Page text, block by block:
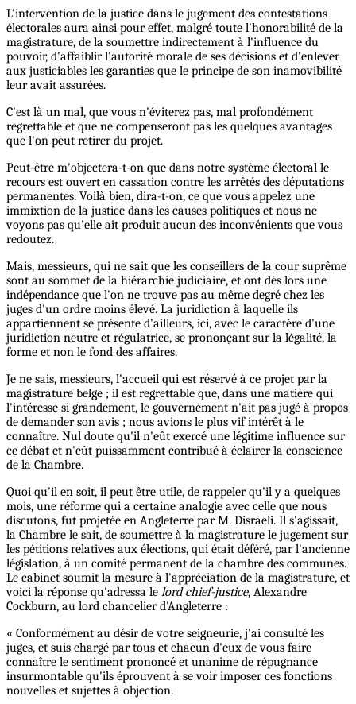
L'intervention de la justice dans le jugement des contestations
électorales aura ainsi pour effet, malgré toute l'honorabilité de la
magistrature, de la soumettre indirectement à l'influence du
pouvoir, d'affaiblir l'autorité morale de ses décisions et d'enlever
aux justiciables les garanties que le principe de son inamovibilité
leur avait assurées.
C'est là un mal, que vous n'éviterez pas, mal profondément
regrettable et que ne compenseront pas les quelques avantages
que l'on peut retirer du projet.
Peut-être m'objectera-t-on que dans notre système électoral le
recours est ouvert en cassation contre les arrêtés des députations
permanentes. Voilà bien, dira-t-on, ce que vous appelez une
immixtion de la justice dans les causes politiques et nous ne
voyons pas qu'elle ait produit aucun des inconvénients que vous
redoutez.
Mais, messieurs, qui ne sait que les conseillers de la cour suprême
sont au sommet de la hiérarchie judiciaire, et ont dès lors une
indépendance que l'on ne trouve pas au même degré chez les
juges d'un ordre moins élevé. La juridiction à laquelle ils
appartiennent se présente d'ailleurs, ici, avec le caractère d'une
juridiction neutre et régulatrice, se prononçant sur la légalité, la
forme et non le fond des affaires.
Je ne sais, messieurs, l'accueil qui est réservé à ce projet par la
magistrature belge ; il est regrettable que, dans une matière qui
l'intéresse si grandement, le gouvernement n'ait pas jugé à propos
de demander son avis ; nous avions le plus vif intérêt à le
connaître. Nul doute qu'il n'eût exercé une légitime influence sur
ce débat et n'eût puissamment contribué à éclairer la conscience
de la Chambre.
Quoi qu'il en soit, il peut être utile, de rappeler qu'il y a quelques
mois, une réforme qui a certaine analogie avec celle que nous
discutons, fut projetée en Angleterre par M. Disraeli. Il s'agissait,
la Chambre le sait, de soumettre à la magistrature le jugement sur
les pétitions relatives aux élections, qui était déféré, par l'ancienne
législation, à un comité permanent de la chambre des communes.
Le cabinet soumit la mesure à l'appréciation de la magistrature, et
voici la réponse qu'adressa le lord chief-justice, Alexandre
Cockburn, au lord chancelier d'Angleterre :
« Conformément au désir de votre seigneurie, j'ai consulté les
juges, et suis chargé par tous et chacun d'eux de vous faire
connaître le sentiment prononcé et unanime de répugnance
insurmontable qu'ils éprouvent à se voir imposer ces fonctions
nouvelles et sujettes à objection.